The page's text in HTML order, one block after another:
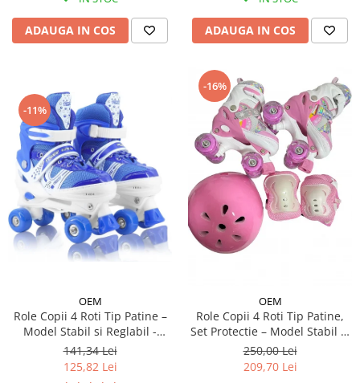
ADAUGA IN COS ADAUGA IN COS
-11%
OEM
Role Copii 4 Roti Tip Patine –
Model Stabil si Reglabil -
Albastru
141,34 Lei
125,82 Lei
-16%
OEM
Role Copii 4 Roti Tip Patine,
Set Protectie – Model Stabil si
Reglabil - Roz
250,00 Lei
209,70 Lei